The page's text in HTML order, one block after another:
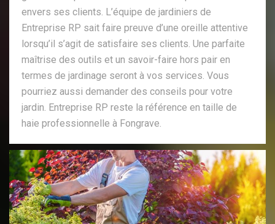
envers ses clients. L’équipe de jardiniers de
Entreprise RP sait faire preuve d’une oreille attentive
lorsqu’il s’agit de satisfaire ses clients. Une parfaite
maîtrise des outils et un savoir-faire hors pair en
termes de jardinage seront à vos services. Vous
pourriez aussi demander des conseils pour votre
jardin. Entreprise RP reste la référence en taille de
haie professionnelle à Fongrave.